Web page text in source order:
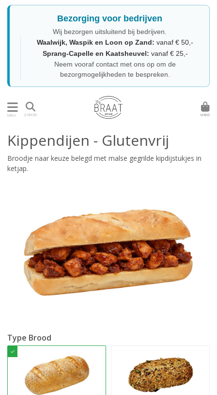
Bezorging voor bedrijven
Wij bezorgen uitsluitend bij bedrijven.
Waalwijk, Waspik en Loon op Zand: vanaf € 50,-
Sprang-Capelle en Kaatsheuvel: vanaf € 25,-
Neem vooraf contact met ons op om de
bezorgmogelijkheden te bespreken.
MENU ZOEKEN MAND
Kippendijen - Glutenvrij
Broodje naar keuze belegd met malse gegrilde kipdijstukjes in
ketjap.
Type Brood